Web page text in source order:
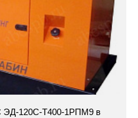
ЭД-120С-Т400-1РПМ9 в